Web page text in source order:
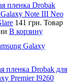
пленка Drobak
Galaxy Note III Neo
141 грн. Товар
В корзину
Galaxy
пленка Drobak для
Premier I9260